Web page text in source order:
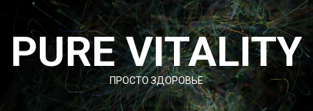
Перейти
содержимому
PURE VITALITY
ПРОСТО ЗДОРОВЬЕ